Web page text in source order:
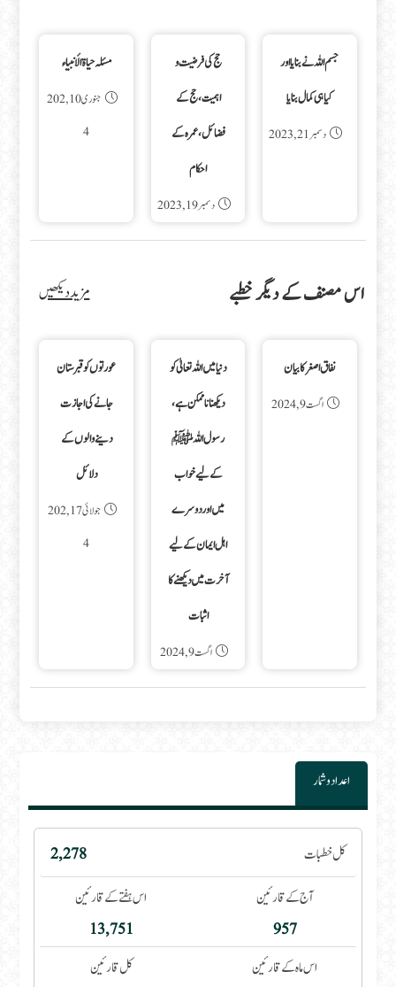
جسم اللہ نے بنایا اور
کیا ہی کمال بنایا
دسمبر 21, 2023
حج کی فرضیت و
اہمیت، حج کے
فضائل، عمرہ کے
احکام
دسمبر 19, 2023
مسئلہ حياة الأنبياء
جنوری 10, 202
4
اس مصنف کے دیگر خطبے مزید دیکھیں
نفاق اصغر کا بیان
اگست 9, 2024
دنیا میں اللہ تعالیٰ کو
دیکھنا ناممکن ہے،
رسول اللہ ﷺ
کے لیے خواب
میں اور دوسرے
اہل ایمان کے لیے
آخرت میں دیکھنے کا
اثبات
اگست 9, 2024
عورتوں کو قبرستان
جانے کی اجازت
دینے والوں کے
دلائل
جولائی 17, 202
4
اعداد و شمار
کل خطبات
2,278
آج کے قارئین
957
اس ہفتے کے قارئین
13,751
اس ماہ کے قارئین
کل قارئین